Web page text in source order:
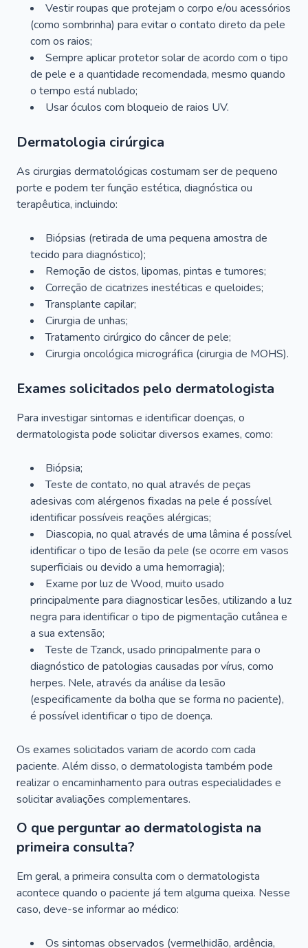
Vestir roupas que protejam o corpo e/ou acessórios
(como sombrinha) para evitar o contato direto da pele
com os raios;
Sempre aplicar protetor solar de acordo com o tipo
de pele e a quantidade recomendada, mesmo quando
o tempo está nublado;
Usar óculos com bloqueio de raios UV.
Dermatologia cirúrgica
As cirurgias dermatológicas costumam ser de pequeno
porte e podem ter função estética, diagnóstica ou
terapêutica, incluindo:
Biópsias (retirada de uma pequena amostra de
tecido para diagnóstico);
Remoção de cistos, lipomas, pintas e tumores;
Correção de cicatrizes inestéticas e queloides;
Transplante capilar;
Cirurgia de unhas;
Tratamento cirúrgico do câncer de pele;
Cirurgia oncológica micrográfica (cirurgia de MOHS).
Exames solicitados pelo dermatologista
Para investigar sintomas e identificar doenças, o
dermatologista pode solicitar diversos exames, como:
Biópsia;
Teste de contato, no qual através de peças
adesivas com alérgenos fixadas na pele é possível
identificar possíveis reações alérgicas;
Diascopia, no qual através de uma lâmina é possível
identificar o tipo de lesão da pele (se ocorre em vasos
superficiais ou devido a uma hemorragia);
Exame por luz de Wood, muito usado
principalmente para diagnosticar lesões, utilizando a luz
negra para identificar o tipo de pigmentação cutânea e
a sua extensão;
Teste de Tzanck, usado principalmente para o
diagnóstico de patologias causadas por vírus, como
herpes. Nele, através da análise da lesão
(especificamente da bolha que se forma no paciente),
é possível identificar o tipo de doença.
Os exames solicitados variam de acordo com cada
paciente. Além disso, o dermatologista também pode
realizar o encaminhamento para outras especialidades e
solicitar avaliações complementares.
O que perguntar ao dermatologista na
primeira consulta?
Em geral, a primeira consulta com o dermatologista
acontece quando o paciente já tem alguma queixa. Nesse
caso, deve-se informar ao médico:
Os sintomas observados (vermelhidão, ardência,